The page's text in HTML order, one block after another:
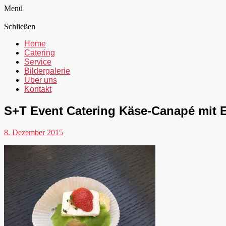
Menü
Schließen
Home
Catering
Service
Bildergalerie
Über uns
Kontakt
S+T Event Catering Käse-Canapé mit
8. Dezember 2015